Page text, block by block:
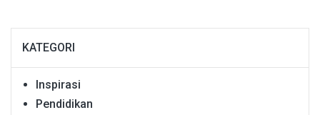
KATEGORI
Inspirasi
Pendidikan